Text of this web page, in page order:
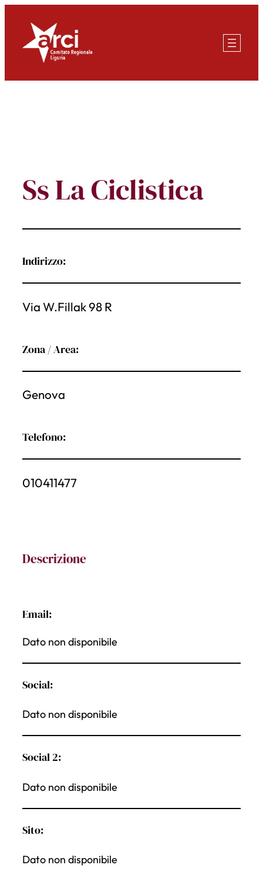
contenuto
Ss La Ciclistica
Indirizzo:
Via W.Fillak 98 R
Zona / Area:
Genova
Telefono:
010411477
Descrizione
Email:
Dato non disponibile
Social:
Dato non disponibile
Social 2:
Dato non disponibile
Sito:
Dato non disponibile